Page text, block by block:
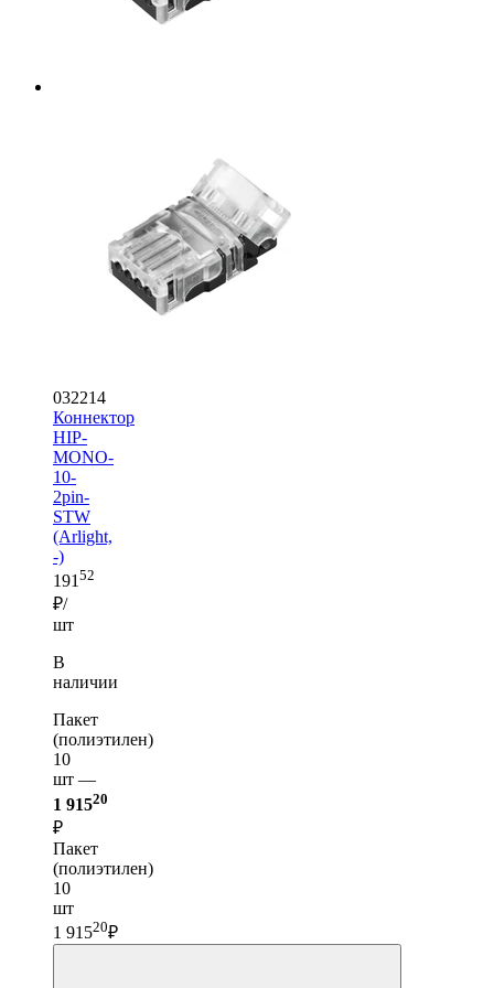
032214
Коннектор
HIP-
MONO-
10-
2pin-
STW
(Arlight,
-)
19152
₽/
шт
В
наличии
Пакет
(полиэтилен)
10
шт —
1 91520
₽
Пакет
(полиэтилен)
10
шт
1 91520₽